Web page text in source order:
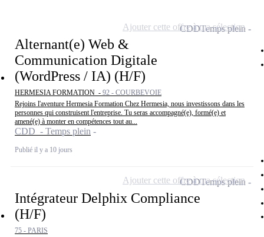
Alternant(e) Web &
Communication Digitale
(WordPress / IA) (H/F)
HERMESIA FORMATION - 92 - COURBEVOIE
Rejoins l'aventure Hermesia Formation Chez Hermesia, nous investissons dans les
personnes qui construisent l'entreprise. Tu seras accompagné(e), formé(e) et
amené(e) à monter en compétences tout au...
CDD - Temps plein
Publié il y a 10 jours
CDDTemps plein
Ajouter cette offre à ma sélection
Intégrateur Delphix Compliance
(H/F)
75 - PARIS
CDDTemps plein
Ajouter cette offre à ma sélection